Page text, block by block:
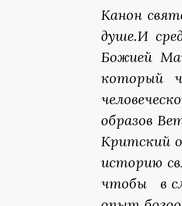
Канон
душе.И
Божией
который
образов
Критский
историю
чтобы в